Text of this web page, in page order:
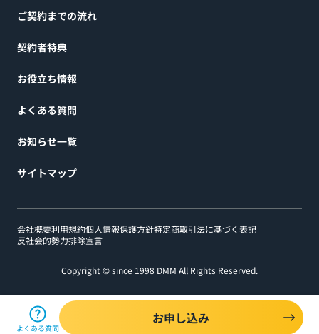
ご契約までの流れ
契約者特典
お役立ち情報
よくある質問
お知らせ一覧
サイトマップ
会社概要利用規約個人情報保護方針特定商取引法に基づく表記
反社会的勢力排除宣言
Copyright © since 1998 DMM All Rights Reserved.
よくある質問
お申し込み